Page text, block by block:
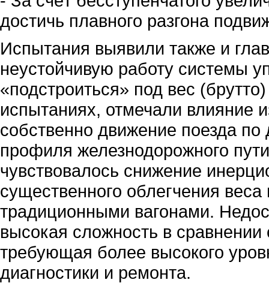
достичь плавного разгона
Испытания выявили также и
неустойчивую работу системы
«подстроиться» под вес
испытаниях, отмечали влияние
собственно движение поезда по
профиля железнодорожного
чувствовалось снижение
существенного облегчения
традиционными вагонами.
высокая сложность в
требующая более высокого
диагностики и ремонта.